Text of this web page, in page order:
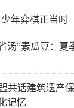
年弈棋正当时
汤”素瓜豆：夏
共话建筑遗产
记忆